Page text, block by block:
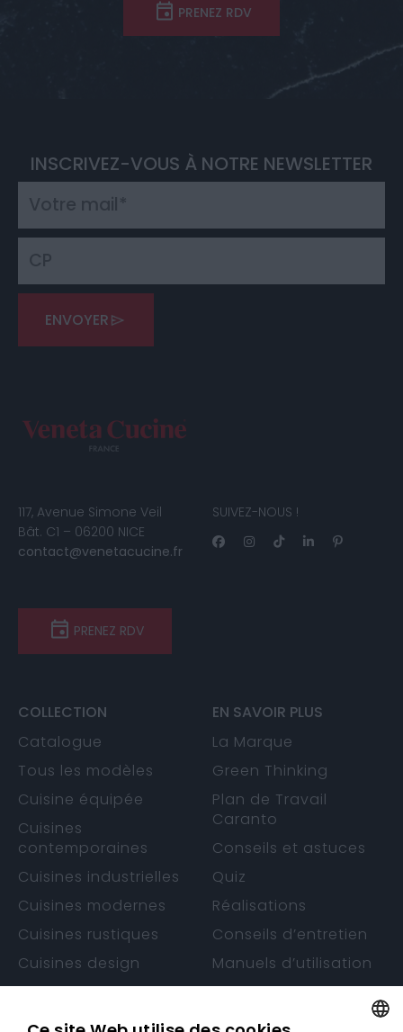
PRENEZ RDV
INSCRIVEZ-VOUS À NOTRE NEWSLETTER
ENVOYER
117, Avenue Simone Veil
Bât. C1 – 06200 NICE
contact@venetacucine.fr
SUIVEZ-NOUS !
PRENEZ RDV
COLLECTION
Catalogue
Tous les modèles
Cuisine équipée
Cuisines
contemporaines
Cuisines industrielles
Cuisines modernes
Cuisines rustiques
Cuisines design
Cuisines sans
EN SAVOIR PLUS
La Marque
Green Thinking
Plan de Travail
Caranto
Conseils et astuces
Quiz
Réalisations
Conseils d’entretien
Manuels d’utilisation
Garantie